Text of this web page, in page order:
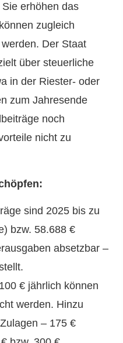
erhöhen das
zugleich
Der Staat
über steuerliche
in der Riester- oder
zum Jahresende
noch
nicht zu
sind 2025 bis zu
bzw. 58.688 €
absetzbar –
€ jährlich können
werden. Hinzu
– 175 €